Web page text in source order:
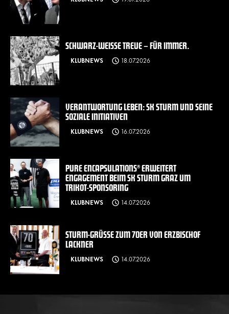
SCHWARZ-WEISSE TREUE – FÜR IMMER.
KLUBNEWS 18.07.2026
VERANTWORTUNG LEBEN: SK STURM UND SEINE
SOZIALE INITIATIVEN
KLUBNEWS 16.07.2026
PURE ENCAPSULATIONS® ERWEITERT
ENGAGEMENT BEIM SK STURM GRAZ UM
TRIKOT-SPONSORING
KLUBNEWS 14.07.2026
STURM-GRÜSSE ZUM 70ER VON ERZBISCHOF L
ACKNER
KLUBNEWS 14.07.2026